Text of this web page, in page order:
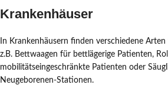
Krankenhäuser
In Krankenhäusern finden verschiedene
z.B. Bettwaagen für bettlägerige Patienten,
mobilitätseingeschränkte Patienten oder
Neugeborenen-Stationen.